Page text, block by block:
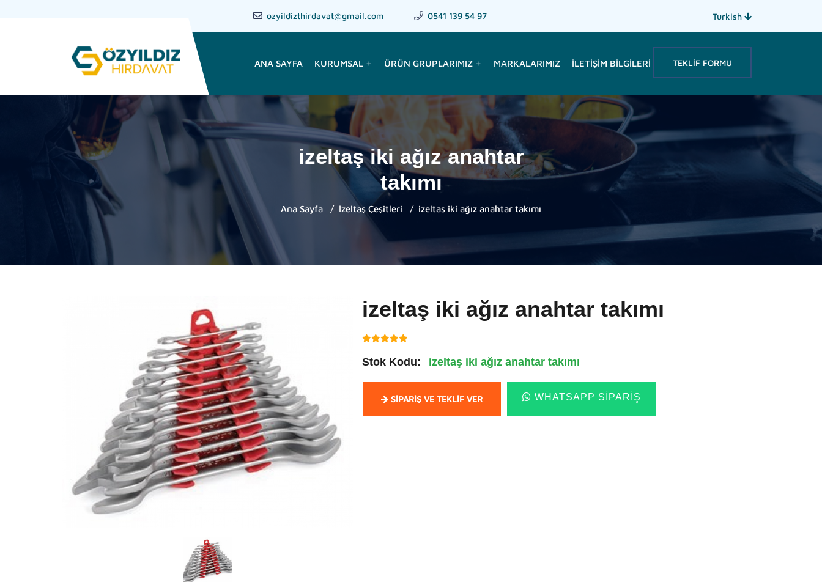
ozyildizthirdavat@gmail.com 0541 139 54 97 Turkish
TEKLIF FORMU
ANA SAYFA KURUMSAL add ÜRÜN GRUPLARIMIZ add MARKALARIMIZ İLETIŞIM BILGILERI
izeltaş iki ağız anahtar
takımı
Ana Sayfa İzeltaş Çeşitleri izeltaş iki ağız anahtar takımı
izeltaş iki ağız anahtar takımı
Stok Kodu: izeltaş iki ağız anahtar takımı
SIPARIŞ VE TEKLIF VER WHATSAPP SIPARIŞ